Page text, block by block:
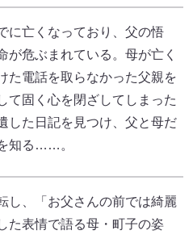
に亡くなっており、父の悟
が危ぶまれている。母が亡く
た電話を取らなかった父親を
て固く心を閉ざしてしまった
した日記を見つけ、父と母だ
知る……。
し、「お父さんの前では綺麗
た表情で語る母・町子の姿